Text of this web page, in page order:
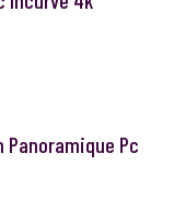
Panoramique Pc